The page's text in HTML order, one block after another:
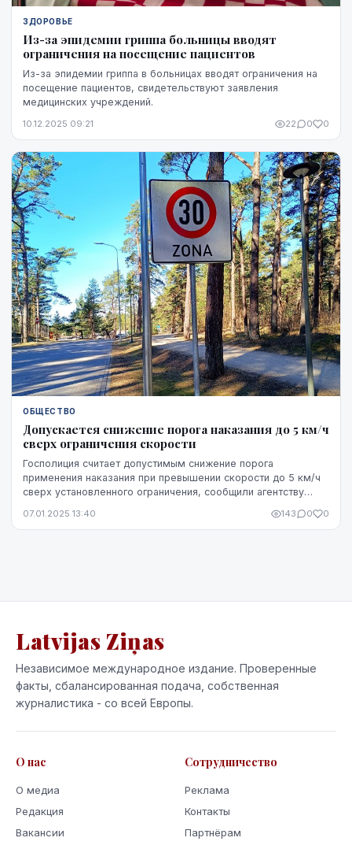
ЗДОРОВЬЕ
Из-за эпидемии гриппа больницы вводят
ограничения на посещение пациентов
Из-за эпидемии гриппа в больницах вводят ограничения на
посещение пациентов, свидетельствуют заявления
медицинских учреждений.
10.12.2025 09:21 22 0 0
ОБЩЕСТВО
Допускается снижение порога наказания до 5 км/ч
сверх ограничения скорости
Госполиция считает допустимым снижение порога
применения наказания при превышении скорости до 5 км/ч
сверх установленного ограничения, сообщили агентству
07.01.2025 13:40 143 0 0
Latvijas Ziņas
Независимое международное издание. Проверенные
факты, сбалансированная подача, собственная
журналистика - со всей Европы.
О нас
О медиа
Редакция
Вакансии
Сотрудничество
Реклама
Контакты
Партнёрам